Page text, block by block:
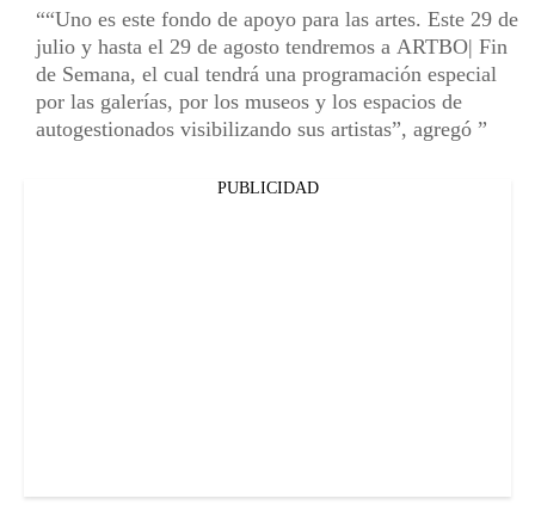
“Uno es este fondo de apoyo para las artes. Este 29 de
julio y hasta el 29 de agosto tendremos a ARTBO| Fin
de Semana, el cual tendrá una programación especial
por las galerías, por los museos y los espacios de
autogestionados visibilizando sus artistas”, agregó
PUBLICIDAD